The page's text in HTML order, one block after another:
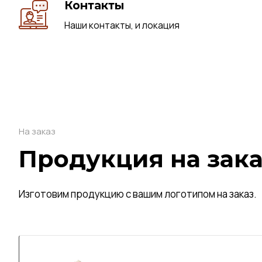
Контакты
Наши контакты, и локация
На заказ
Продукция на
Изготовим продукцию с вашим логотипом на заказ.